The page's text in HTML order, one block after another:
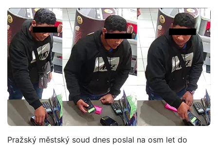
Pražský městský soud dnes poslal na osm let do